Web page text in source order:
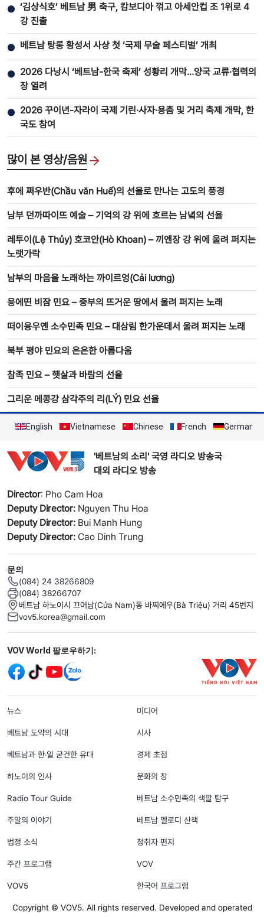
● ‘김상식호’ 베트남 男 축구, 캄보디아 꺾고 아세안컵 조 1위로 4
강 진출
● 베트남 탕롱 황성서 사상 첫 ‘국제 무술 페스티벌’ 개최
● 2026 다낭시 ‘베트남-한국 축제’ 성황리 개막…양국 교류·협력의
장 열려
● 2026 꾸이년-자라이 국제 기린·사자·용춤 및 거리 축제 개막, 한
국도 참여
많이 본 영상/음원
후에 쩌우반(Chầu văn Huế)의 선율로 만나는 고도의 풍경
남부 던까따이뜨 예술 – 기억의 강 위에 흐르는 남녘의 선율
레투이(Lệ Thủy) 호코안(Hò Khoan) – 끼엔장 강 위에 울려 퍼지는
노랫가락
남부의 마음을 노래하는 까이르엉(Cải lương)
응에띤 비잠 민요 – 중부의 뜨거운 땅에서 울려 퍼지는 노래
떠이응우옌 소수민족 민요 – 대삼림 한가운데서 울려 퍼지는 노래
북부 평야 민요의 은은한 아름다움
참족 민요 – 햇살과 바람의 선율
그리운 메콩강 삼각주의 리(LÝ) 민요 선율
English Vietnamese Chinese French German
'베트남의 소리' 국영 라디오 방송국
대외 라디오 방송
Director: Pho Cam Hoa
Deputy Director: Nguyen Thu Hoa
Deputy Director: Bui Manh Hung
Deputy Director: Cao Dinh Trung
문의
(084) 24 38266809
(084) 38266707
베트남 하노이시 끄어남(Cửa Nam)동 바찌에우(Bà Triệu) 거리 45번지
vov5.korea@gmail.com
Mạng xã hội
VOV World 팔로우하기:
menu footer tiếng Hàn
뉴스 미디어
베트남 도약의 시대 시사
베트남과 한‧일 굳건한 유대 경제 초점
하노이의 인사 문화의 창
Radio Tour Guide 베트남 소수민족의 색깔 탐구
주말의 이야기 베트남 멜로디 산책
법정 소식 청취자 편지
주간 프로그램 VOV
VOV5 한국어 프로그램
Copyright © VOV5. All rights reserved. Developed and operated